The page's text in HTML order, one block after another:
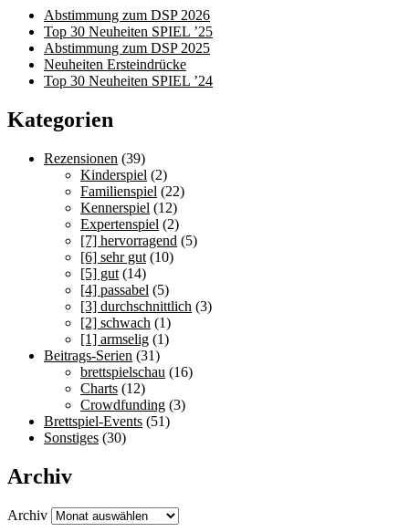
Abstimmung zum DSP 2026
Top 30 Neuheiten SPIEL ’25
Abstimmung zum DSP 2025
Neuheiten Ersteindrücke
Top 30 Neuheiten SPIEL ’24
Kategorien
Rezensionen (39)
Kinderspiel (2)
Familienspiel (22)
Kennerspiel (12)
Expertenspiel (2)
[7] hervorragend (5)
[6] sehr gut (10)
[5] gut (14)
[4] passabel (5)
[3] durchschnittlich (3)
[2] schwach (1)
[1] armselig (1)
Beitrags-Serien (31)
brettspielschau (16)
Charts (12)
Crowdfunding (3)
Brettspiel-Events (51)
Sonstiges (30)
Archiv
Archiv